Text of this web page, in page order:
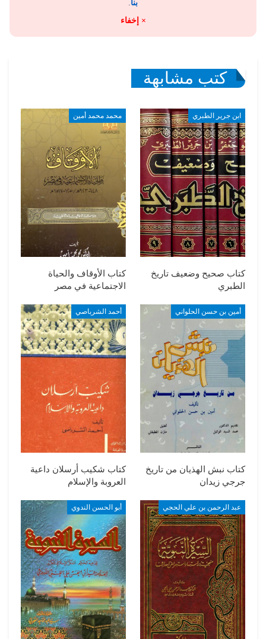
بنا
× إخفاء
كتب مشابهة
ابن جرير الطبري
كتاب صحيح وضعيف تاريخ
الطبري
محمد محمد أمين
كتاب الأوقاف والحياة
الاجتماعية في مصر
أمين بن حسن الحلواني
كتاب نبش الهذيان من تاريخ
جرجي زيدان
أحمد الشرباصي
كتاب شكيب أرسلان داعية
العروبة والإسلام
عبد الرحمن بن علي الحجي أبو الحسن الندوي